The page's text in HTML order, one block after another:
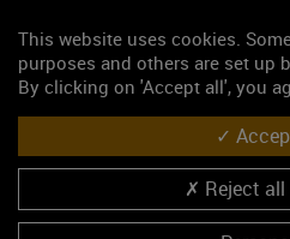
Monsieur Lenormand
03 85 33 33 82
CONTACTEZ CE
Vous êtes le propriétaire de cet
This website uses cookies.
purposes and others are set up
By clicking on 'Accept all', you
Reject